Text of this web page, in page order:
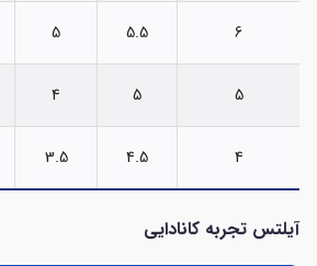
6
5.5
5
5
5
4
4
4.5
3.5
آیلتس تجربه کانادایی